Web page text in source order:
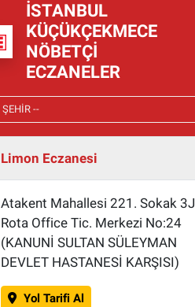
İSTANBUL
KÜÇÜKÇEKMECE
NÖBETÇI
ECZANELER
Limon Eczanesi
Atakent Mahallesi 221. Sokak 3J
Rota Office Tic. Merkezi No:24
(KANUNİ SULTAN SÜLEYMAN
DEVLET HASTANESİ KARŞISI)
Yol Tarifi Al